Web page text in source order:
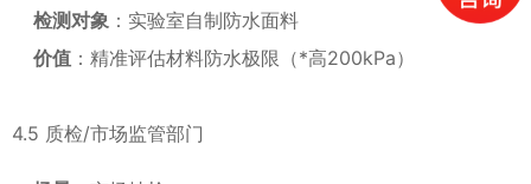
检测对象 ：实验室自制防水面料
价值 ：精准评估材料防水极限（*高200kPa）
4.5 质检/市场监管部门